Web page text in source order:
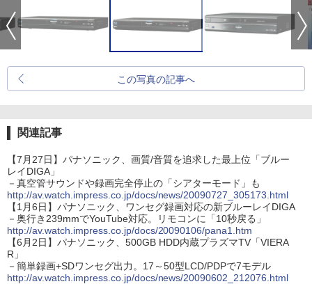
この写真の記事へ
関連記事
【7月27日】パナソニック、画質/音質を追求した最上位「ブルー
レイDIGA」
－真空管サウンドや録画完全停止の「シアターモード」も
http://av.watch.impress.co.jp/docs/news/20090727_305173.html
【1月6日】パナソニック、ワンセグ録画対応の新ブルーレイDIGA
－奥行き239mmでYouTube対応。リモコンに「10秒戻る」
http://av.watch.impress.co.jp/docs/20090106/pana1.htm
【6月2日】パナソニック、500GB HDD内蔵プラズマTV「VIERA
R」
－簡単録画+SDワンセグ出力。17～50型LCD/PDPで7モデル
http://av.watch.impress.co.jp/docs/news/20090602_212076.html